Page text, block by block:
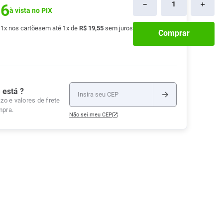
Umedecidas
Tiras para Teste
Ver Tudo
Ver Tudo
Esponjas
Ver Tudo
à vista no PIX
1x nos cartõesem até 1x de R$ 19,55 sem juros
＋
－
Comprar
está ?
e valores de frete
Não sei meu CEP